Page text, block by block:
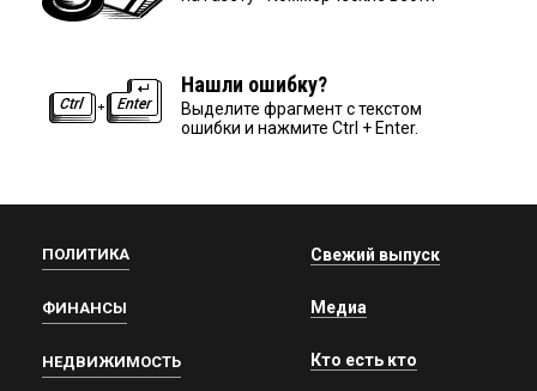
Нашли ошибку?
Выделите фрагмент с текстом
ошибки и нажмите Ctrl + Enter.
ПОЛИТИКА
ФИНАНСЫ
НЕДВИЖИМОСТЬ
Свежий выпуск
Медиа
Кто есть кто